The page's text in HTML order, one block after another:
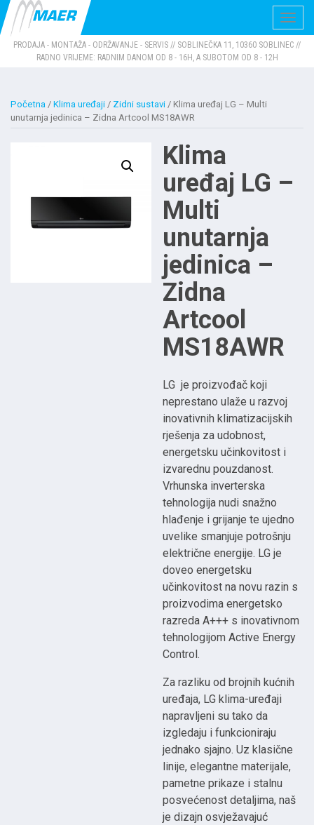
PRODAJA - MONTAŽA - ODRŽAVANJE - SERVIS // SOBLINEČKA 11, 10360 SOBLINEC //
RADNO VRIJEME: RADNIM DANOM OD 8 - 16H, A SUBOTOM OD 8 - 12H
Početna / Klima uređaji / Zidni sustavi / Klima uređaj LG – Multi
unutarnja jedinica – Zidna Artcool MS18AWR
Klima
uređaj LG –
Multi
unutarnja
jedinica –
Zidna
Artcool
MS18AWR
LG je proizvođač koji
neprestano ulaže u razvoj
inovativnih klimatizacijskih
rješenja za udobnost,
energetsku učinkovitost i
izvarednu pouzdanost.
Vrhunska inverterska
tehnologija nudi snažno
hlađenje i grijanje te ujedno
uvelike smanjuje potrošnju
električne energije. LG je
doveo energetsku
učinkovitost na novu razin s
proizvodima energetsko
razreda A+++ s inovativnom
tehnologijom Active Energy
Control.
Za razliku od brojnih kućnih
uređaja, LG klima-uređaji
napravljeni su tako da
izgledaju i funkcioniraju
jednako sjajno. Uz klasične
linije, elegantne materijale,
pametne prikaze i stalnu
posvećenost detaljima, naš
je dizajn osvježavajuć